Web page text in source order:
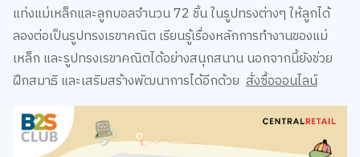
แท่งแม่เหล็กและลูกบอลจำนวน 72 ชิ้น ในรูปทรงต่างๆ ให้ลูกได้
ลองต่อเป็นรูปทรงเรขาคณิต เรียนรู้เรื่องหลักการทำงานของแม่
เหล็ก และรูปทรงเรขาคณิตได้อย่างสนุกสนาน นอกจากนี้ยังช่วย
ฝึกสมาธิ และเสริมสร้างพัฒนาการได้อีกด้วยสั่งซื้อออนไลน์